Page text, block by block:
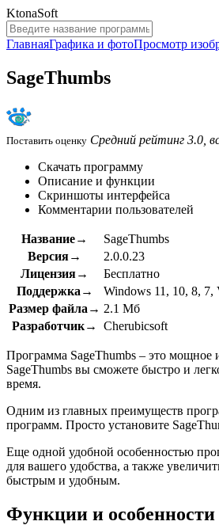
KtonaSoft
ГлавнаяГрафика и фотоПросмотр
SageThumbs
Поставить оценку Средний рейтинг 3.0,
Скачать программу
Описание и функции
Скриншоты интерфейса
Комментарии пользователей
Название→
SageThumbs
Версия→
2.0.0.23
Лицензия→
Бесплатно
Поддержка→
Windows 11, 10, 8, 7,
Размер файла→ 2.1 Мб
Разработчик→
Cherubicsoft
Программа SageThumbs – это мощное
SageThumbs вы сможете быстро и
время.
Одним из главных преимуществ
программ. Просто установите
Еще одной удобной особенностью
для вашего удобства, а также
быстрым и удобным.
Функции и особенности